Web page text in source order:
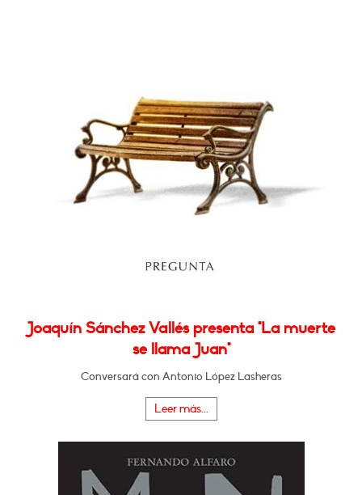
Joaquín Sánchez Vallés presenta "La muerte
se llama Juan"
Conversará con Antonio López Lasheras
Leer más...